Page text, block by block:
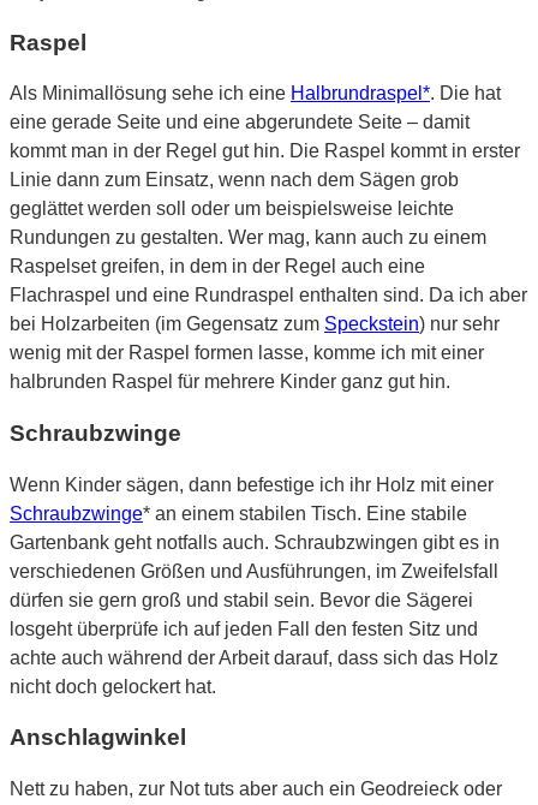
Raspel
Als Minimallösung sehe ich eine Halbrundraspel*. Die hat
eine gerade Seite und eine abgerundete Seite – damit
kommt man in der Regel gut hin. Die Raspel kommt in erster
Linie dann zum Einsatz, wenn nach dem Sägen grob
geglättet werden soll oder um beispielsweise leichte
Rundungen zu gestalten. Wer mag, kann auch zu einem
Raspelset greifen, in dem in der Regel auch eine
Flachraspel und eine Rundraspel enthalten sind. Da ich aber
bei Holzarbeiten (im Gegensatz zum Speckstein) nur sehr
wenig mit der Raspel formen lasse, komme ich mit einer
halbrunden Raspel für mehrere Kinder ganz gut hin.
Schraubzwinge
Wenn Kinder sägen, dann befestige ich ihr Holz mit einer
Schraubzwinge* an einem stabilen Tisch. Eine stabile
Gartenbank geht notfalls auch. Schraubzwingen gibt es in
verschiedenen Größen und Ausführungen, im Zweifelsfall
dürfen sie gern groß und stabil sein. Bevor die Sägerei
losgeht überprüfe ich auf jeden Fall den festen Sitz und
achte auch während der Arbeit darauf, dass sich das Holz
nicht doch gelockert hat.
Anschlagwinkel
Nett zu haben, zur Not tuts aber auch ein Geodreieck oder